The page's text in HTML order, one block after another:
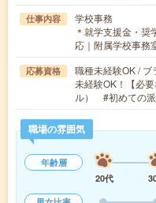
仕事内容
学校事務
＊就学支援金・奨
応｜附属学校事務
応募資格
職種未経験OK / ブ
未経験OK！【必
ル） #初めての
職場の雰囲気
年齢層
20代